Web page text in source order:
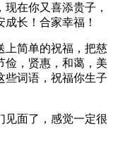
在你又喜添贵子，
长！合家幸福！
上简单的祝福，把慈
俭，贤惠，和蔼，美
些词语，祝福你生子
见面了，感觉一定很